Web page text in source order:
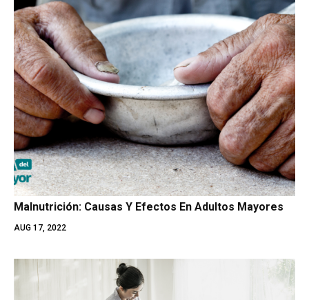
Malnutrición: Causas Y Efectos En Adultos Mayores
AUG 17, 2022